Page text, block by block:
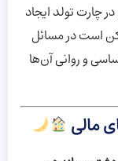
چارت تولد ایجاد
است در مسائل
و روانی آن‌ها
مالی